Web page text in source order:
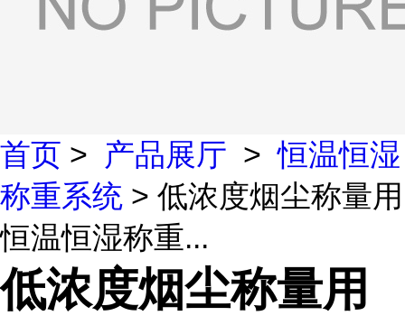
首页 > 产品展厅 > 恒温恒湿
称重系统 > 低浓度烟尘称量用
恒温恒湿称重...
低浓度烟尘称量用